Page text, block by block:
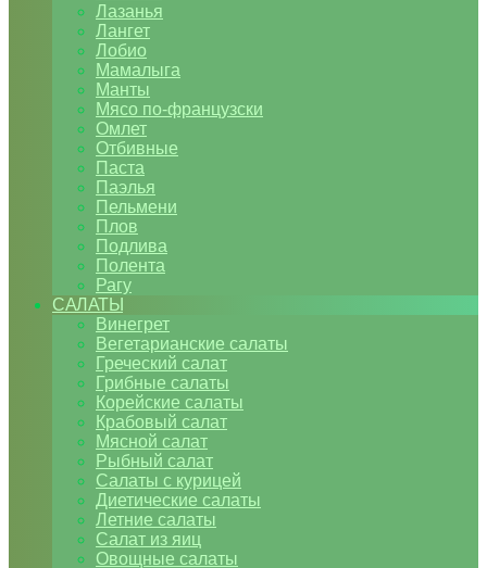
Лазанья
Лангет
Лобио
Мамалыга
Манты
Мясо по-французски
Омлет
Отбивные
Паста
Паэлья
Пельмени
Плов
Подлива
Полента
Рагу
САЛАТЫ
Винегрет
Вегетарианские салаты
Греческий салат
Грибные салаты
Корейские салаты
Крабовый салат
Мясной салат
Рыбный салат
Салаты с курицей
Диетические салаты
Летние салаты
Салат из яиц
Овощные салаты